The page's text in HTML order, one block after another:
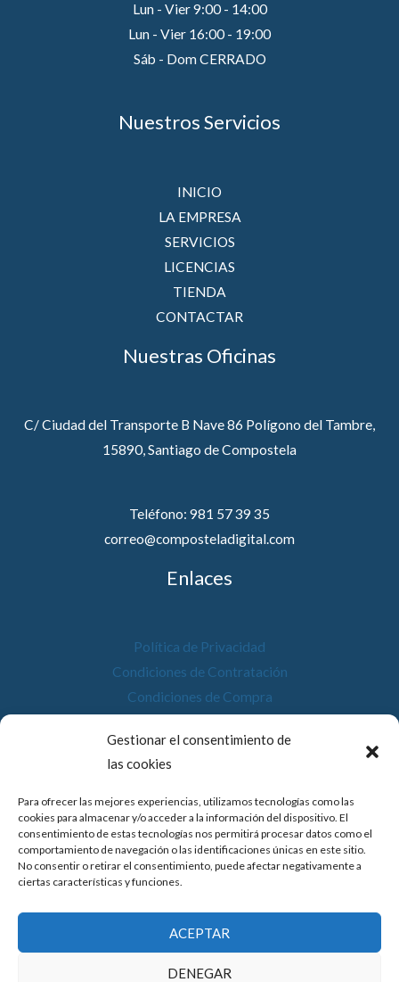
Gestionar el consentimiento de
las cookies
Para ofrecer las mejores experiencias, utilizamos tecnologías como las
cookies para almacenar y/o acceder a la información del dispositivo. El
consentimiento de estas tecnologías nos permitirá procesar datos como el
comportamiento de navegación o las identificaciones únicas en este sitio.
No consentir o retirar el consentimiento, puede afectar negativamente a
ciertas características y funciones.
ACEPTAR
DENEGAR
Lun - Vier 9:00 - 14:00
Lun - Vier 16:00 - 19:00
Sáb - Dom CERRADO
Nuestros Servicios
INICIO
LA EMPRESA
SERVICIOS
LICENCIAS
TIENDA
CONTACTAR
Nuestras Oficinas
C/ Ciudad del Transporte B Nave 86 Polígono del Tambre,
15890, Santiago de Compostela
Teléfono: 981 57 39 35
correo@composteladigital.com
Enlaces
Política de Privacidad
Condiciones de Contratación
Condiciones de Compra
Política de Cookies
Accesibilidad
© 2026 Compostela Digital
Financiado por la Unión Europea con el programa de Kit
Digital por los fondos Next Generation (EU) del